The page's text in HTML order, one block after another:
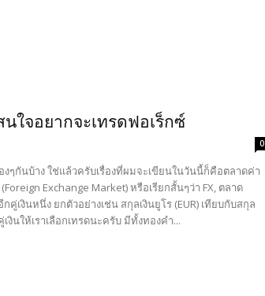
ใจอยากจะเทรดฟอเร็กซ์
0
ๆกันบ้าง ใช่แล้วครับเรื่องที่ผมจะเขียนในวันนี้ก็คือตลาดค่า
Exchange Market) หรือเรียกสั้นๆว่า FX, ตลาด
เงินหนึ่ง ยกตัวอย่างเช่น สกุลเงินยูโร (EUR) เทียบกับสกุล
งินให้เราเลือกเทรดนะครับ มีทั้งทองคำ...